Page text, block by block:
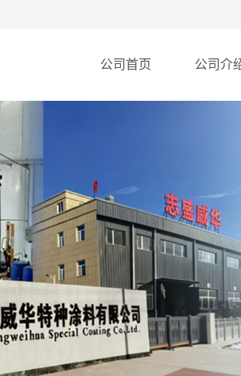
公司首页 公司介